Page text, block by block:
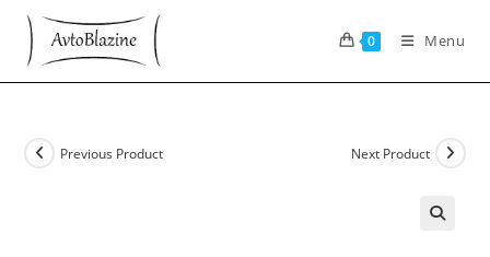
Skip
content
0 Menu
Previous Product Next Product